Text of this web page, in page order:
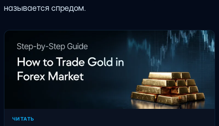
называется спредом.
ЧИТАТЬ